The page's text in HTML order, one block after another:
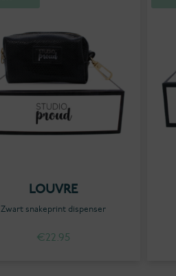
LOUVRE
Zwart snakeprint dispenser
€22.95